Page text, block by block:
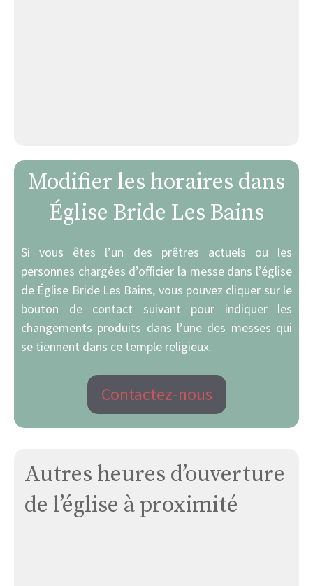
Modifier les horaires dans
Église Bride Les Bains
Si vous êtes l’un des prêtres actuels ou les
personnes chargées d’officier la messe dans l’église
de Église Bride Les Bains, vous pouvez cliquer sur le
bouton de contact suivant pour indiquer les
changements produits dans l’une des messes qui
se tiennent dans ce temple religieux.
Contactez-nous
Autres heures d’ouverture
de l’église à proximité